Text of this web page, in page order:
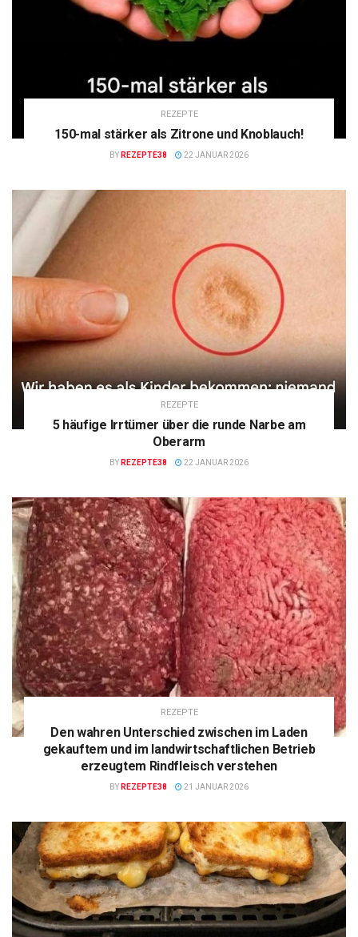
REZEPTE
150-mal stärker als Zitrone und Knoblauch!
BY REZEPTE38 22 JANUAR 2026
REZEPTE
5 häufige Irrtümer über die runde Narbe am
Oberarm
BY REZEPTE38 22 JANUAR 2026
REZEPTE
Den wahren Unterschied zwischen im Laden
gekauftem und im landwirtschaftlichen Betrieb
erzeugtem Rindfleisch verstehen
BY REZEPTE38 21 JANUAR 2026